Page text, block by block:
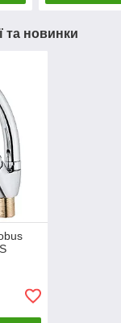
та новинки